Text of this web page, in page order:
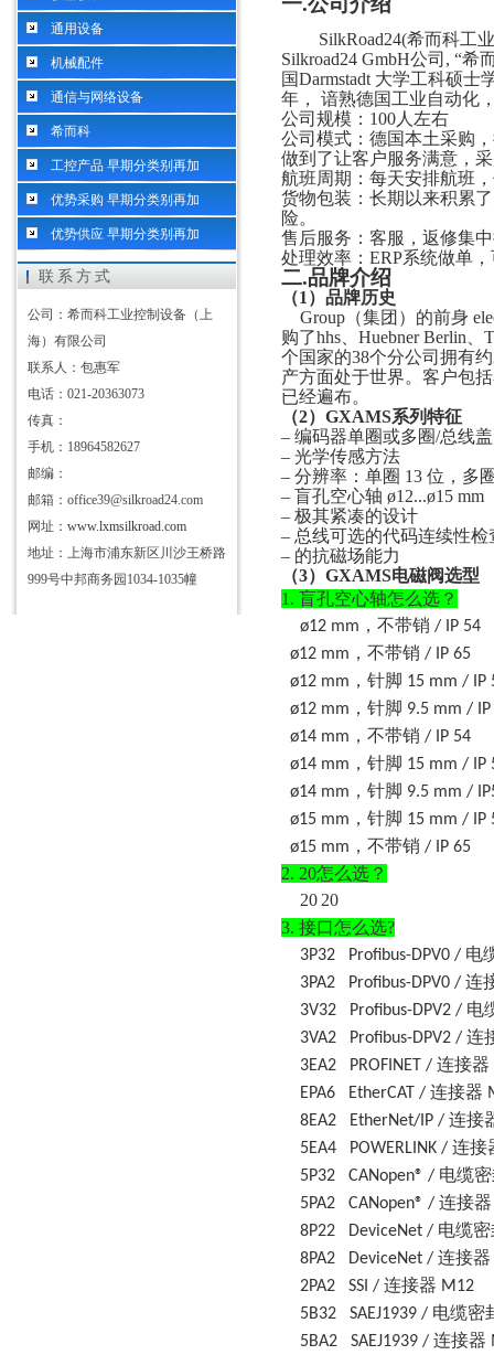
通用设备
机械配件
通信与网络设备
希而科
工控产品 早期分类别再加
优势采购 早期分类别再加
优势供应 早期分类别再加
联系方式
公司：希而科工业控制设备（上
海）有限公司
联系人：包惠军
电话：021-20363073
传真：
手机：18964582627
邮编：
邮箱：office39@silkroad24.com
网址： www.lxmsilkroad.com
地址：上海市浦东新区川沙王桥路
999号中邦商务园1034-1035幢
SilkRoad24(希而科工
Silkroad24 GmbH公司, “
国Darmstadt 大学工科硕士
年， 谙熟德国工业自动化
公司规模： 100人左右
公司模式：德国本土采购
做到了让客户服务满意，
航班周期：每天安排航班
货物包装：长期以来积累
险。
售后服务：客服，返修集
处理效率： ERP系统做单
二.品牌介绍
（1） 品牌历史
Group（集团）的前身
购了hhs、Huebner Berlin
个国家的38个分公司拥有
产方面处于世界。客户包
已经遍布。
（2） GXAMS系列特征
– 编码器单圈或多圈/总线盖
– 光学传感方法
– 分辨率：单圈 13 位，多
– 盲孔空心轴 ø12...ø15 mm
– 极其紧凑的设计
– 总线可选的代码连续性检
– 的抗磁场能力
（3） GXAMS电磁阀选型
1. 盲孔空心轴怎么选？
ø12 mm ，不带销 / IP 54
ø12 mm ，不带销 / IP 65
ø12 mm ，针脚 15 mm / IP
ø12 mm ，针脚 9.5 mm / IP
ø14 mm ，不带销 / IP 54
ø14 mm ，针脚 15 mm / IP
ø14 mm ，针脚 9.5 mm /
ø15 mm ，针脚 15 mm / IP
ø15 mm ，不带销 / IP 65
2. 20怎么选？
20 20
3. 接口怎么选?
3P32 Profibus-DPV0 / 电
3PA2 Profibus-DPV0 / 连
3V32 Profibus-DPV2 / 电
3VA2 Profibus-DPV2 / 连
3EA2 PROFINET / 连接器
EPA6 EtherCAT / 连接器
8EA2
EtherNet/IP / 连接
5EA4 POWERLINK / 连接
5P32 CANopen® / 电缆
5PA2 CANopen® / 连接
8P22 DeviceNet / 电缆
8PA2 DeviceNet / 连接器
2PA2 SSI / 连接器 M12
5B32
SAEJ1939 / 电缆密
5BA2 SAEJ1939 / 连接器